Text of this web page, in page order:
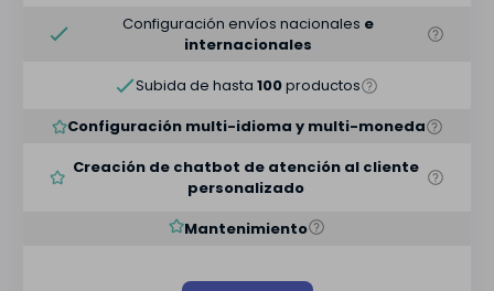
Configuración envíos nacionales e
internacionales
Subida de hasta 100productos
Configuración multi-idioma y multi-moneda
Creación de chatbot de atención al cliente
personalizado
Mantenimiento